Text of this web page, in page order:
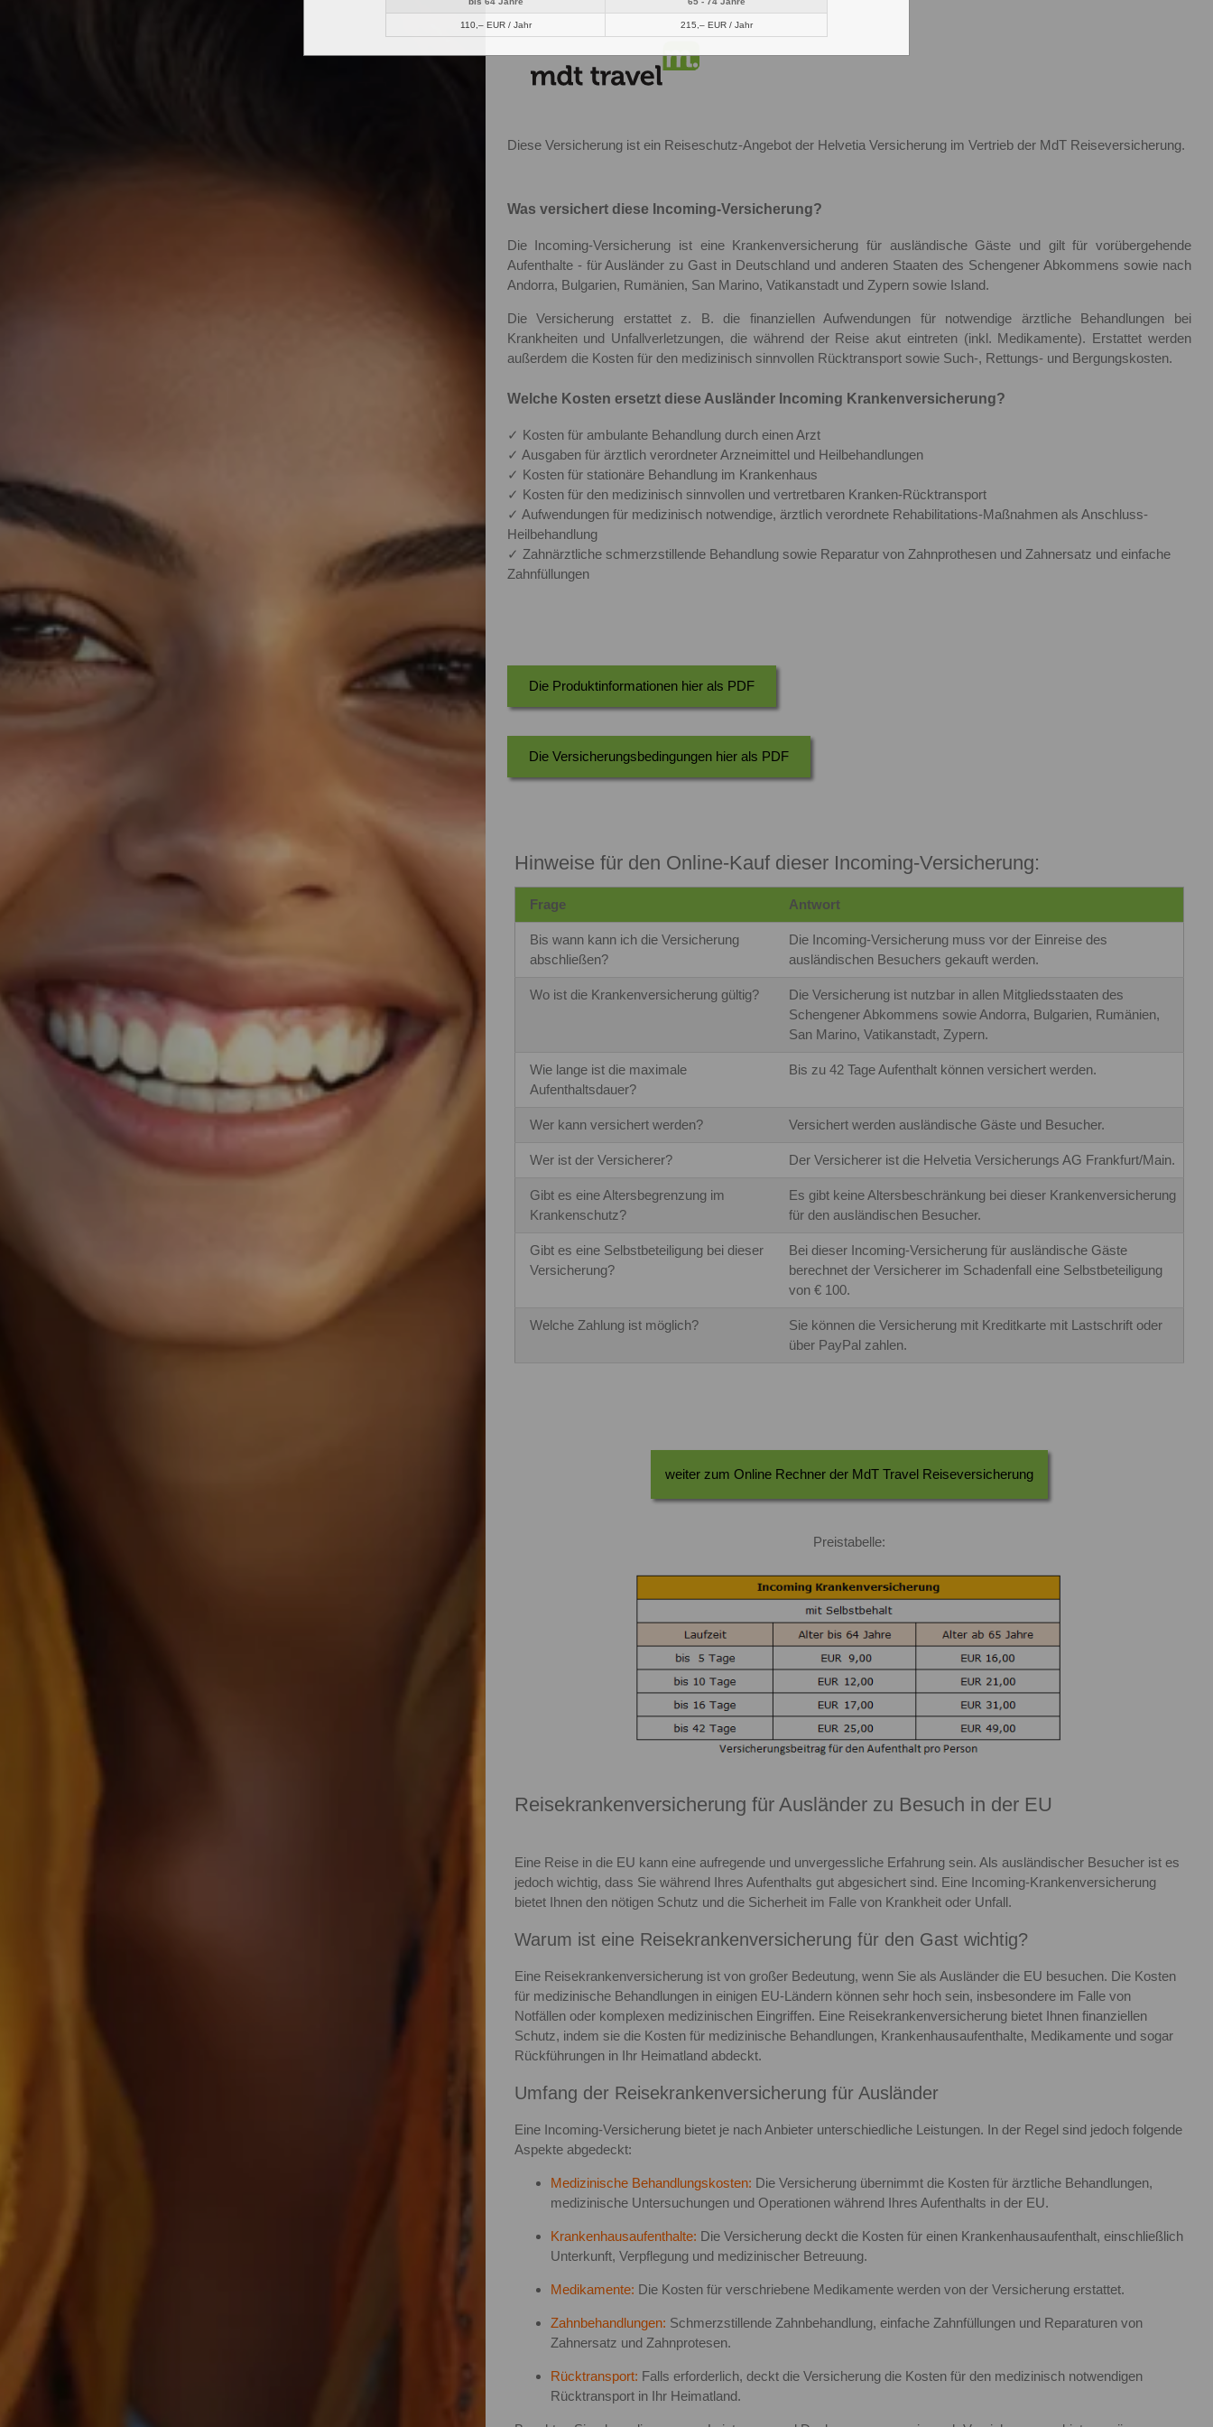
Diese Versicherung ist ein Reiseschutz-Angebot der Helvetia Versicherung im Vertrieb der MdT Reiseversicherung.
Was versichert diese Incoming-Versicherung?
Die Incoming-Versicherung ist eine Krankenversicherung für ausländische Gäste und gilt für vorübergehende
Aufenthalte - für Ausländer zu Gast in Deutschland und anderen Staaten des Schengener Abkommens sowie nach
Andorra, Bulgarien, Rumänien, San Marino, Vatikanstadt und Zypern sowie Island.
Die Versicherung erstattet z. B. die finanziellen Aufwendungen für notwendige ärztliche Behandlungen bei
Krankheiten und Unfallverletzungen, die während der Reise akut eintreten (inkl. Medikamente). Erstattet werden
außerdem die Kosten für den medizinisch sinnvollen Rücktransport sowie Such-, Rettungs- und Bergungskosten.
Welche Kosten ersetzt diese Ausländer Incoming Krankenversicherung?
✓ Kosten für ambulante Behandlung durch einen Arzt
✓ Ausgaben für ärztlich verordneter Arzneimittel und Heilbehandlungen
✓ Kosten für stationäre Behandlung im Krankenhaus
✓ Kosten für den medizinisch sinnvollen und vertretbaren Kranken-Rücktransport
✓ Aufwendungen für medizinisch notwendige, ärztlich verordnete Rehabilitations-Maßnahmen als Anschluss-
Heilbehandlung
✓ Zahnärztliche schmerzstillende Behandlung sowie Reparatur von Zahnprothesen und Zahnersatz und einfache
Zahnfüllungen
Die Produktinformationen hier als PDF
Die Versicherungsbedingungen hier als PDF
Hinweise für den Online-Kauf dieser Incoming-Versicherung:
Frage Antwort
Bis wann kann ich die Versicherung
abschließen?
Die Incoming-Versicherung muss vor der Einreise des
ausländischen Besuchers gekauft werden.
Wo ist die Krankenversicherung gültig?
Die Versicherung ist nutzbar in allen Mitgliedsstaaten des
Schengener Abkommens sowie Andorra, Bulgarien, Rumänien,
San Marino, Vatikanstadt, Zypern.
Wie lange ist die maximale
Aufenthaltsdauer?
Bis zu 42 Tage Aufenthalt können versichert werden.
Wer kann versichert werden? Versichert werden ausländische Gäste und Besucher.
Wer ist der Versicherer? Der Versicherer ist die Helvetia Versicherungs AG Frankfurt/Main.
Gibt es eine Altersbegrenzung im
Krankenschutz?
Es gibt keine Altersbeschränkung bei dieser Krankenversicherung
für den ausländischen Besucher.
Gibt es eine Selbstbeteiligung bei dieser
Versicherung?
Bei dieser Incoming-Versicherung für ausländische Gäste
berechnet der Versicherer im Schadenfall eine Selbstbeteiligung
von € 100.
Welche Zahlung ist möglich?
Sie können die Versicherung mit Kreditkarte mit Lastschrift oder
über PayPal zahlen.
weiter zum Online Rechner der MdT Travel Reiseversicherung
Preistabelle:
Reisekrankenversicherung für Ausländer zu Besuch in der EU
Eine Reise in die EU kann eine aufregende und unvergessliche Erfahrung sein. Als ausländischer Besucher ist es
jedoch wichtig, dass Sie während Ihres Aufenthalts gut abgesichert sind. Eine Incoming-Krankenversicherung
bietet Ihnen den nötigen Schutz und die Sicherheit im Falle von Krankheit oder Unfall.
Warum ist eine Reisekrankenversicherung für den Gast wichtig?
Eine Reisekrankenversicherung ist von großer Bedeutung, wenn Sie als Ausländer die EU besuchen. Die Kosten
für medizinische Behandlungen in einigen EU-Ländern können sehr hoch sein, insbesondere im Falle von
Notfällen oder komplexen medizinischen Eingriffen. Eine Reisekrankenversicherung bietet Ihnen finanziellen
Schutz, indem sie die Kosten für medizinische Behandlungen, Krankenhausaufenthalte, Medikamente und sogar
Rückführungen in Ihr Heimatland abdeckt.
Umfang der Reisekrankenversicherung für Ausländer
Eine Incoming-Versicherung bietet je nach Anbieter unterschiedliche Leistungen. In der Regel sind jedoch folgende
Aspekte abgedeckt:
Medizinische Behandlungskosten: Die Versicherung übernimmt die Kosten für ärztliche Behandlungen,
medizinische Untersuchungen und Operationen während Ihres Aufenthalts in der EU.
Krankenhausaufenthalte: Die Versicherung deckt die Kosten für einen Krankenhausaufenthalt, einschließlich
Unterkunft, Verpflegung und medizinischer Betreuung.
Medikamente: Die Kosten für verschriebene Medikamente werden von der Versicherung erstattet.
Zahnbehandlungen: Schmerzstillende Zahnbehandlung, einfache Zahnfüllungen und Reparaturen von
Zahnersatz und Zahnprotesen.
Rücktransport: Falls erforderlich, deckt die Versicherung die Kosten für den medizinisch notwendigen
Rücktransport in Ihr Heimatland.
110,– EUR / Jahr 215,– EUR / Jahr